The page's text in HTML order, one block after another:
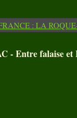
- Entre falaise et